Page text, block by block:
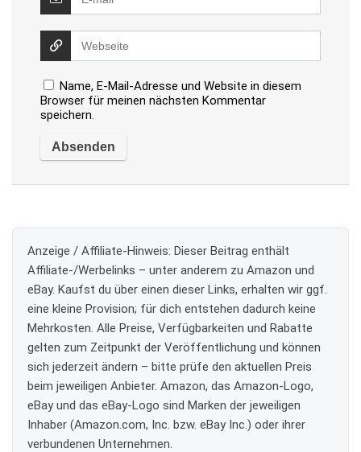
Name, E-Mail-Adresse und Website in diesem
Browser für meinen nächsten Kommentar
speichern.
Anzeige / Affiliate-Hinweis: Dieser Beitrag enthält
Affiliate-/Werbelinks – unter anderem zu Amazon und
eBay. Kaufst du über einen dieser Links, erhalten wir ggf.
eine kleine Provision; für dich entstehen dadurch keine
Mehrkosten. Alle Preise, Verfügbarkeiten und Rabatte
gelten zum Zeitpunkt der Veröffentlichung und können
sich jederzeit ändern – bitte prüfe den aktuellen Preis
beim jeweiligen Anbieter. Amazon, das Amazon-Logo,
eBay und das eBay-Logo sind Marken der jeweiligen
Inhaber (Amazon.com, Inc. bzw. eBay Inc.) oder ihrer
verbundenen Unternehmen.